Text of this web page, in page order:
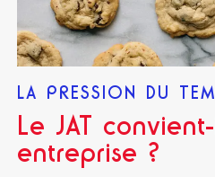
LA PRESSION DU
Le JAT
entreprise ?